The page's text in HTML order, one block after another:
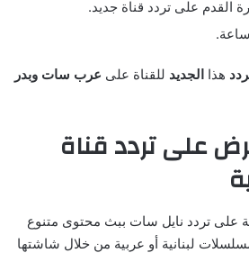
القدم على تردد قناة جديد.
هذا الجديد للقناة على عرب سات وبدر
على تردد قناة
على تردد نايل سات ببث محتوى متنوع
لبنانية أو عربية من خلال شاشتها